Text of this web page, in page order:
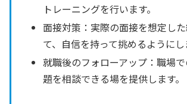
トレーニングを行います。
面接対策：実際の面接を想定し
て、自信を持って挑めるようにし
就職後のフォローアップ：職場
題を相談できる場を提供します。